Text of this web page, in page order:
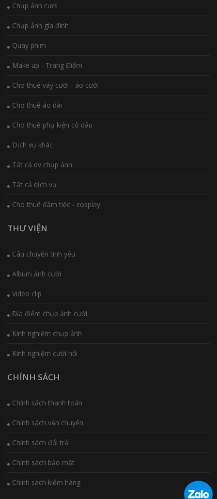
Chụp ảnh cưới
Chụp ảnh gia đình
Quay phim
Make up - Trang Điểm
Cho thuê váy cưới - áo cưới
Cho thuê áo dài
Cho thuê phụ kiện cô dâu
Dịch vụ khác
Tất cả dv chụp ảnh
Tất cả dịch vụ
Cho thuê đầm tiệc - cosplay
THƯ VIỆN
Câu chuyện tình yêu
Album ảnh cưới
Video clip
Địa điểm chụp ảnh cưới
Kinh nghiệm chụp ảnh
Kinh nghiệm cưới hỏi
CHÍNH SÁCH
Chính sách thanh toán
Chính sách vận chuyển
Chính sách đổi trả
Chính sách bảo mật
Chính sách kiểm hàng